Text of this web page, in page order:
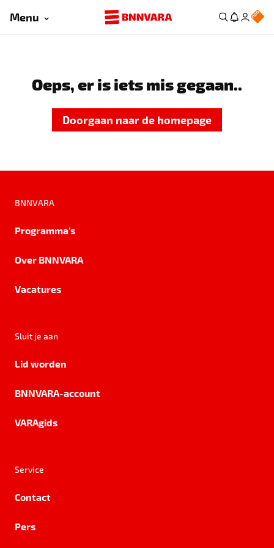
Menu
Oeps, er is iets mis gegaan..
Doorgaan naar de homepage
BNNVARA
Programma's
Over BNNVARA
Vacatures
Sluit je aan
Lid worden
BNNVARA-account
VARAgids
Service
Contact
Pers